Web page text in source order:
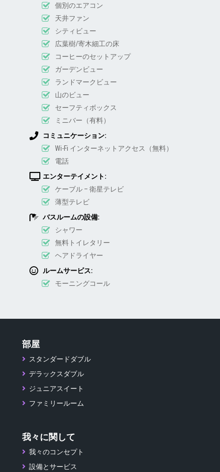
個別のエアコン
天井ファン
シティビュー
広葉樹/寄木細工の床
コーヒーのセットアップ
ガーデンビュー
ランドマークビュー
山のビュー
セーフティボックス
ミニバー（有料）
コミュニケーション:
Wi-Fi インターネットアクセス（無料）
電話
エンターテイメント:
ケーブル – 衛星テレビ
薄型テレビ
バスルームの設備:
シャワー
無料トイレタリー
ヘアドライヤー
ルームサービス:
モーニングコール
部屋
スタンダードダブル
デラックスダブル
ジュニアスイート
ファミリールーム
我々に関して
我々のコンセプト
設備とサービス